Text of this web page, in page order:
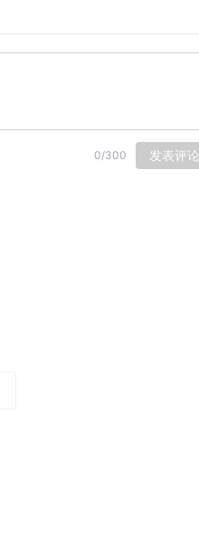
0/300 发表评论